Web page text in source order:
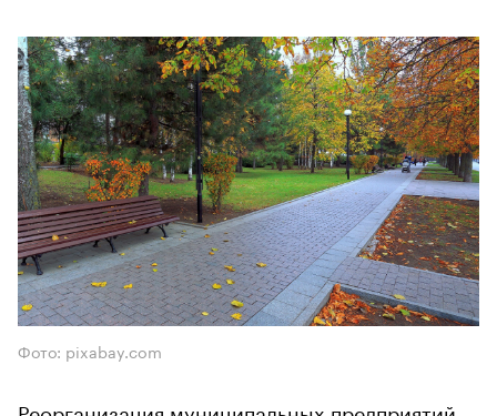
Фото: pixabay.com